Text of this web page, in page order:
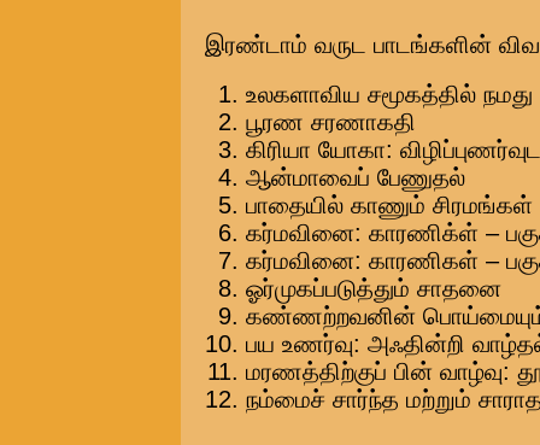
இரண்டாம் வருட பாடங்களின்
உலகளாவிய சமூகத்தில் நமது
பூரண சரணாகதி
கிரியா யோகா:
ஆன்மாவைப் பேணுதல்
பாதையில் காணும் சிரமங்கள்
கர்மவினை: காரணிக்ள் –
கர்மவினை: காரணிகள் –
ஓர்முகப்படுத்தும் சாதனை
கண்ணற்றவனின்
பய உணர்வு: அஃதின்றி
மரணத்திற்குப் பின் வாழ்வு:
நம்மைச் சார்ந்த மற்றும்